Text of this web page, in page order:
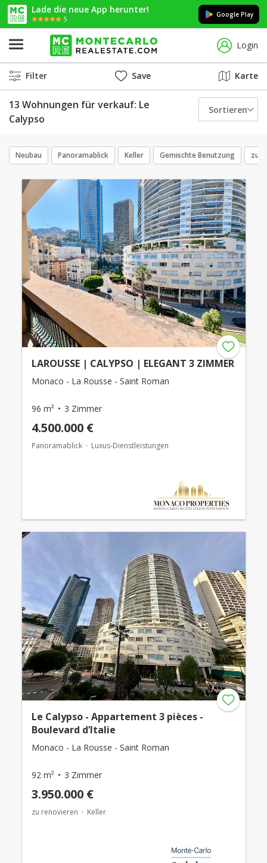
Lade die neue App herunter!
5
Google Play
Login
Filter Save Karte
13 Wohnungen für verkauf: Le
Calypso
Sortieren
Neubau Panoramablick Keller Gemischte Benutzung zu
LAROUSSE | CALYPSO | ELEGANT 3 ZIMMER
Monaco - La Rousse - Saint Roman
96 m² 3 Zimmer
4.500.000 €
Panoramablick Luxus-Dienstleistungen
Le Calypso - Appartement 3 pièces -
Boulevard d’Italie
Monaco - La Rousse - Saint Roman
92 m² 3 Zimmer
3.950.000 €
zu renovieren Keller